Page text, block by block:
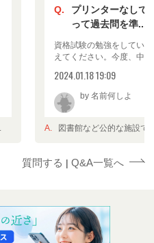
プリンターなしで
って過去問を準...
資格試験の勉強をしてい
えてください。今度、中小
2024.01.18 19:09
by 名前何しよ
図書館など公的な施設で
質問する | Q&A一覧へ